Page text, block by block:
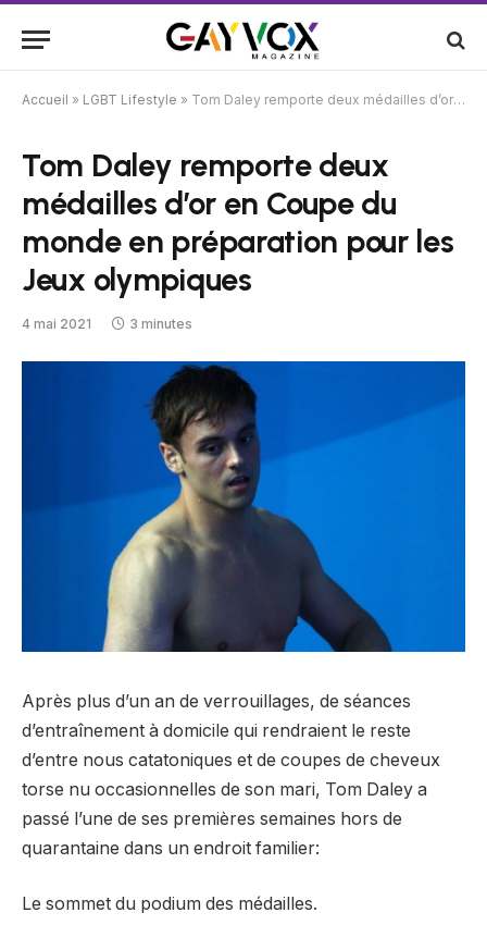
Accueil » LGBT Lifestyle » Tom Daley remporte deux médailles d’or en Coupe du monde en préparation pour les Jeux olympiques
Tom Daley remporte deux
médailles d’or en Coupe du
monde en préparation pour les
Jeux olympiques
4 mai 2021 3 minutes
Après plus d’un an de verrouillages, de séances
d’entraînement à domicile qui rendraient le reste
d’entre nous catatoniques et de coupes de cheveux
torse nu occasionnelles de son mari, Tom Daley a
passé l’une de ses premières semaines hors de
quarantaine dans un endroit familier:
Le sommet du podium des médailles.